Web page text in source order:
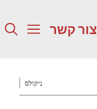
צור קשר
ניקולס